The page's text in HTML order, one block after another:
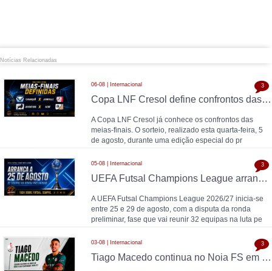
Notícias Relacionadas
06-08 | Internacional
Copa LNF Cresol define confrontos das meias-finais
A Copa LNF Cresol já conhece os confrontos das
meias-finais. O sorteio, realizado esta quarta-feira, 5
de agosto, durante uma edição especial do pr
3
05-08 | Internacional
UEFA Futsal Champions League arranca a 25 de agosto com 32 equipas na ronda preliminar
A UEFA Futsal Champions League 2026/27 inicia-se
entre 25 e 29 de agosto, com a disputa da ronda
preliminar, fase que vai reunir 32 equipas na luta pe
3
03-08 | Internacional
Tiago Macedo continua no Noia FS em 2026/27
3